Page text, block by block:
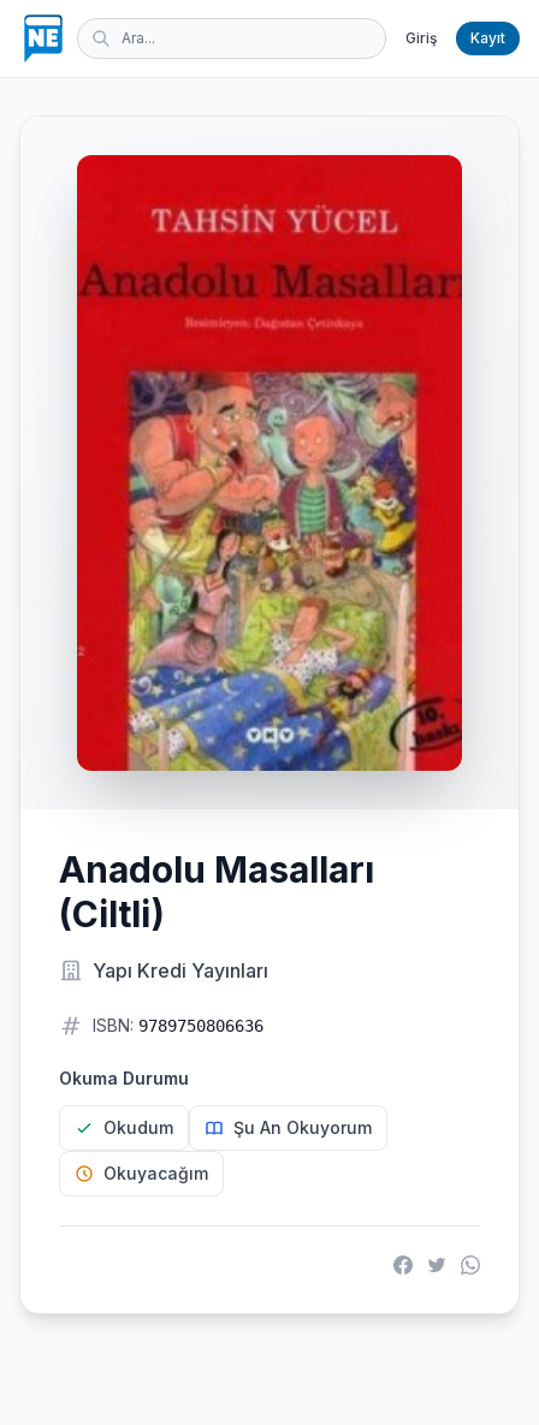
Giriş Kayıt
Anadolu Masalları
(Ciltli)
Yapı Kredi Yayınları
ISBN: 9789750806636
Okuma Durumu
Okudum Şu An Okuyorum
Okuyacağım